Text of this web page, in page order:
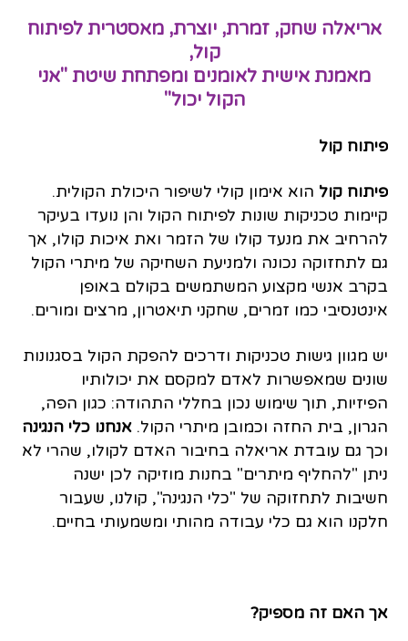
אריאלה שחק, זמרת, יוצרת, מאסטרית לפיתוח
קול,
מאמנת אישית לאומנים ומפתחת שיטת "אני
הקול יכול"
פיתוח קול
פיתוח קול הוא אימון קולי לשיפור היכולת הקולית.
קיימות טכניקות שונות לפיתוח הקול והן נועדו בעיקר
להרחיב את מנעד קולו של הזמר ואת איכות קולו, אך
גם לתחזוקה נכונה ולמניעת השחיקה של מיתרי הקול
בקרב אנשי מקצוע המשתמשים בקולם באופן
אינטנסיבי כמו זמרים, שחקני תיאטרון, מרצים ומורים.
יש מגוון גישות טכניקות ודרכים להפקת הקול בסגנונות
שונים שמאפשרות לאדם למקסם את יכולותיו
הפיזיות, תוך שימוש נכון בחללי התהודה: כגון הפה,
הגרון, בית החזה וכמובן מיתרי הקול.אנחנו כלי הנגינה
וכך גם עובדת אריאלה בחיבור האדם לקולו, שהרי לא
ניתן "להחליף מיתרים" בחנות מוזיקה לכן ישנה
חשיבות לתחזוקה של "כלי הנגינה", קולנו, שעבור
חלקנו הוא גם כלי עבודה מהותי ומשמעותי בחיים.
אך האם זה מספיק?